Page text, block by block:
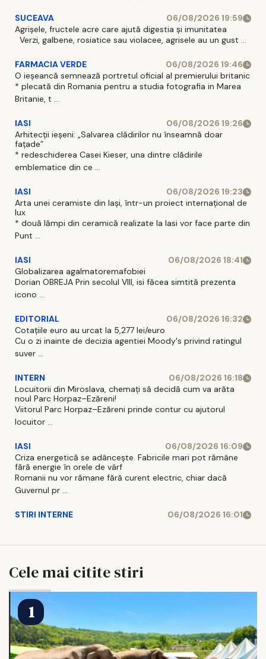
SUCEAVA
06/08/2026 19:59
Agrișele, fructele acre care ajută digestia și imunitatea
Verzi, galbene, rosiatice sau violacee, agrisele au un gust ...
FARMACIA VERDE
06/08/2026 19:46
O ieșeancă semnează portretul oficial al premierului britanic
* plecată din Romania pentru a studia fotografia in Marea
Britanie, t ...
IASI
06/08/2026 19:26
Arhitecții ieșeni: „Salvarea clădirilor nu înseamnă doar
fațade”
* redeschiderea Casei Kieser, una dintre clădirile
emblematice din ce ...
IASI
06/08/2026 19:23
Arta unei ceramiste din Iași, într-un proiect internațional de
lux
* două lămpi din ceramică realizate la Iasi vor face parte din
Punt ...
IASI
06/08/2026 18:41
Globalizarea agalmatoremafobiei
Dorian OBREJA Prin secolul VIII, isi făcea simtită prezenta
icono ...
EDITORIAL
06/08/2026 16:32
Cotațiile euro au urcat la 5,277 lei/euro
Cu o zi inainte de decizia agentiei Moody's privind ratingul
suver ...
INTERN
06/08/2026 16:18
Locuitorii din Miroslava, chemați să decidă cum va arăta
noul Parc Horpaz–Ezăreni!
Viitorul Parc Horpaz–Ezăreni prinde contur cu ajutorul
locuitor ...
IASI
06/08/2026 16:09
Criza energetică se adâncește. Fabricile mari pot rămâne
fără energie în orele de vârf
Romanii nu vor rămane fără curent electric, chiar dacă
Guvernul pr ...
STIRI INTERNE 06/08/2026 16:01
Cele mai citite stiri